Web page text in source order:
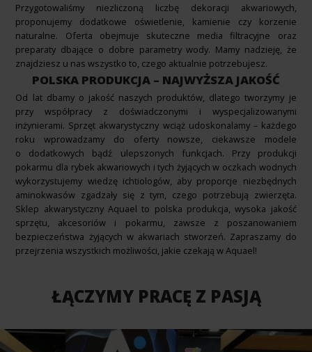
Przygotowaliśmy niezliczoną liczbę dekoracji akwariowych,
proponujemy dodatkowe oświetlenie, kamienie czy korzenie
naturalne. Oferta obejmuje skuteczne media filtracyjne oraz
preparaty dbające o dobre parametry wody. Mamy nadzieję, że
znajdziesz u nas wszystko to, czego aktualnie potrzebujesz.
POLSKA PRODUKCJA – NAJWYŻSZA JAKOŚĆ
Od lat dbamy o jakość naszych produktów, dlatego tworzymy je
przy współpracy z doświadczonymi i wyspecjalizowanymi
inżynierami. Sprzęt akwarystyczny wciąż udoskonalamy – każdego
roku wprowadzamy do oferty nowsze, ciekawsze modele
o dodatkowych bądź ulepszonych funkcjach. Przy produkcji
pokarmu dla rybek akwariowych i tych żyjących w oczkach wodnych
wykorzystujemy wiedzę ichtiologów, aby proporcje niezbędnych
aminokwasów zgadzały się z tym, czego potrzebują zwierzęta.
Sklep akwarystyczny Aquael to polska produkcja, wysoka jakość
sprzętu, akcesoriów i pokarmu, zawsze z poszanowaniem
bezpieczeństwa żyjących w akwariach stworzeń. Zapraszamy do
przejrzenia wszystkich możliwości, jakie czekają w Aquael!
ŁĄCZYMY PRACĘ Z PASJĄ